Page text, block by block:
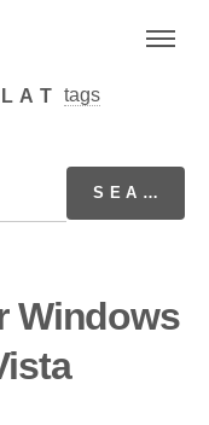
tags
Windows